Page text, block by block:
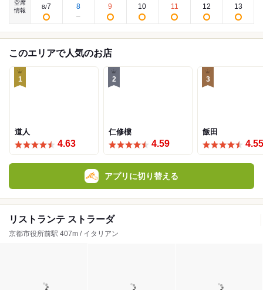
空席
情報
8/7 8 9 10 11 12 13
このエリアで人気のお店
1
道人
4.63
2
仁修樓
4.59
3
飯田
4.55
アプリに切り替える
リストランテ ストラーダ
京都市役所前駅 407m / イタリアン